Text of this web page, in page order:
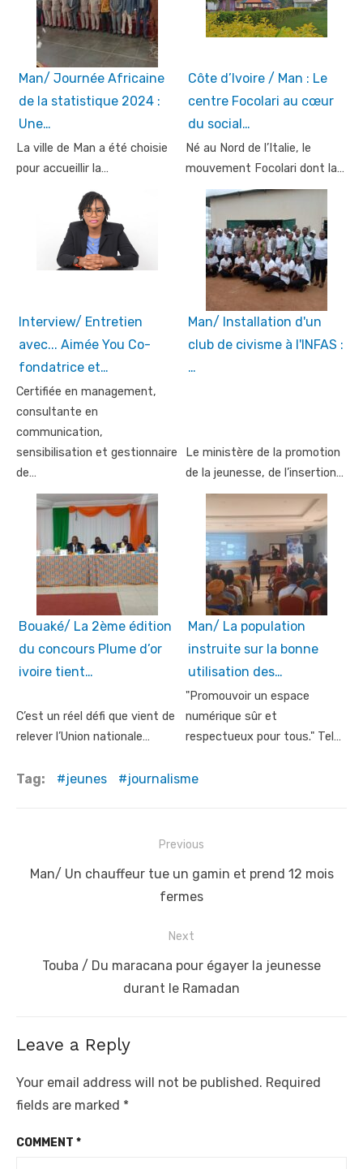
Man/ Journée Africaine
de la statistique 2024 :
Une…
La ville de Man a été choisie
pour accueillir la…
Côte d’Ivoire / Man : Le
centre Focolari au cœur
du social…
Né au Nord de l’Italie, le
mouvement Focolari dont la…
Interview/ Entretien
avec... Aimée You Co-
fondatrice et…
Certifiée en management,
consultante en
communication,
sensibilisation et gestionnaire
de…
Man/ Installation d'un
club de civisme à l'INFAS :
…
Le ministère de la promotion
de la jeunesse, de l’insertion…
Bouaké/ La 2ème édition
du concours Plume d’or
ivoire tient…
C’est un réel défi que vient de
relever l’Union nationale…
Man/ La population
instruite sur la bonne
utilisation des…
"Promouvoir un espace
numérique sûr et
respectueux pour tous." Tel…
Tag: jeunes journalisme
navigation
Previous
Previous
Man/ Un chauffeur tue un gamin et prend 12 mois
fermes
Next
NextTouba / Du maracana pour égayer la jeunesse
durant le Ramadan
Leave a Reply
Your email address will not be published. Required
fields are marked *
COMMENT *